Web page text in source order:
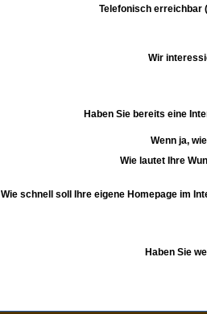
Telefonisch erreichbar
Wir
Haben Sie bereits eine
Wenn ja,
Wie lautet Ihre
Wie schnell soll Ihre eigene Homepage im
Haben Sie